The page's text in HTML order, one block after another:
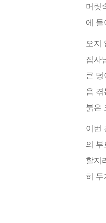
머릿
에
오지
집사
큰 덩
음 겪
붉은
이번
의 부
할지
히 두